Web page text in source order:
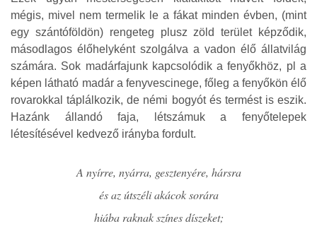
mégis, mivel nem termelik le a fákat minden évben, (mint
egy szántóföldön) rengeteg plusz zöld terület képződik,
másodlagos élőhelyként szolgálva a vadon élő állatvilág
számára. Sok madárfajunk kapcsolódik a fenyőkhöz, pl a
képen látható madár a fenyvescinege, főleg a fenyőkön élő
rovarokkal táplálkozik, de némi bogyót és termést is eszik.
Hazánk állandó faja, létszámuk a fenyőtelepek
létesítésével kedvező irányba fordult.
A nyírre, nyárra, gesztenyére, hársra
és az útszéli akácok sorára
hiába raknak színes díszeket;